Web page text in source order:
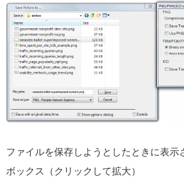
ファイルを保存しようとしたときに表示
ボックス（クリックして拡大）